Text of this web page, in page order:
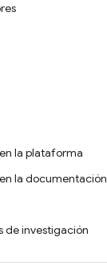
la plataforma
la documentación
de investigación